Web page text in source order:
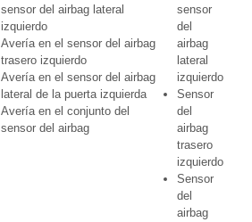
sensor del airbag lateral
izquierdo
Avería en el sensor del airbag
trasero izquierdo
Avería en el sensor del airbag
lateral de la puerta izquierda
Avería en el conjunto del
sensor del airbag
sensor
del
airbag
lateral
izquierdo
Sensor
del
airbag
trasero
izquierdo
Sensor
del
airbag